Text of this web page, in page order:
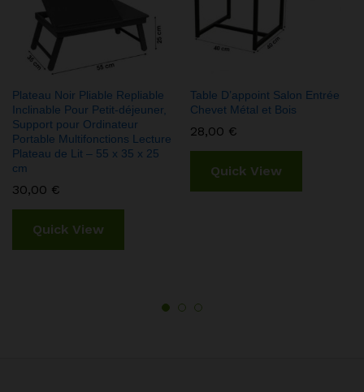
Plateau Noir Pliable Repliable
Inclinable Pour Petit-déjeuner,
Support pour Ordinateur
Portable Multifonctions Lecture
Plateau de Lit – 55 x 35 x 25
cm
30,00 €
Quick View
Table D’appoint Salon Entrée
Chevet Métal et Bois
28,00 €
Quick View